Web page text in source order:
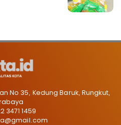
No 35, Kedung Baruk, Rungkut,
3471 1459